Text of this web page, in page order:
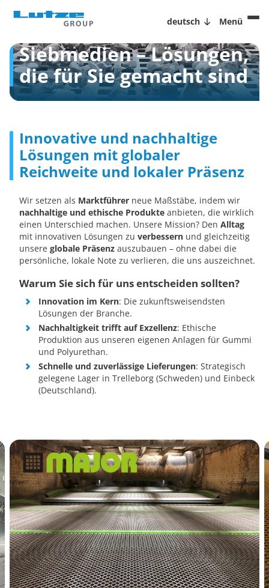
deutsch Menü
Siebmedien – Lösungen,
die für Sie gemacht sind
Innovative und nachhaltige
Lösungen mit globaler
Reichweite und lokaler Präsenz
Wir setzen als Marktführer neue Maßstäbe, indem wir
nachhaltige und ethische Produkte anbieten, die wirklich
einen Unterschied machen. Unsere Mission? Den Alltag
mit innovativen Lösungen zu verbessern und gleichzeitig
unsere globale Präsenz auszubauen – ohne dabei die
persönliche, lokale Note zu verlieren, die uns auszeichnet.
Warum Sie sich für uns entscheiden sollten?
Innovation im Kern: Die zukunftsweisendsten
Lösungen der Branche.
Nachhaltigkeit trifft auf Exzellenz: Ethische
Produktion aus unseren eigenen Anlagen für Gummi
und Polyurethan.
Schnelle und zuverlässige Lieferungen: Strategisch
gelegene Lager in Trelleborg (Schweden) und Einbeck
(Deutschland).